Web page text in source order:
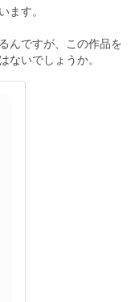
ます。
んですが、この作品を
ないでしょうか。